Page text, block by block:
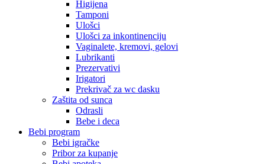
Higijena
Tamponi
Ulošci
Ulošci za inkontinenciju
Vaginalete, kremovi, gelovi
Lubrikanti
Prezervativi
Irigatori
Prekrivač za wc dasku
Zaštita od sunca
Odrasli
Bebe i deca
Bebi program
Bebi igračke
Pribor za kupanje